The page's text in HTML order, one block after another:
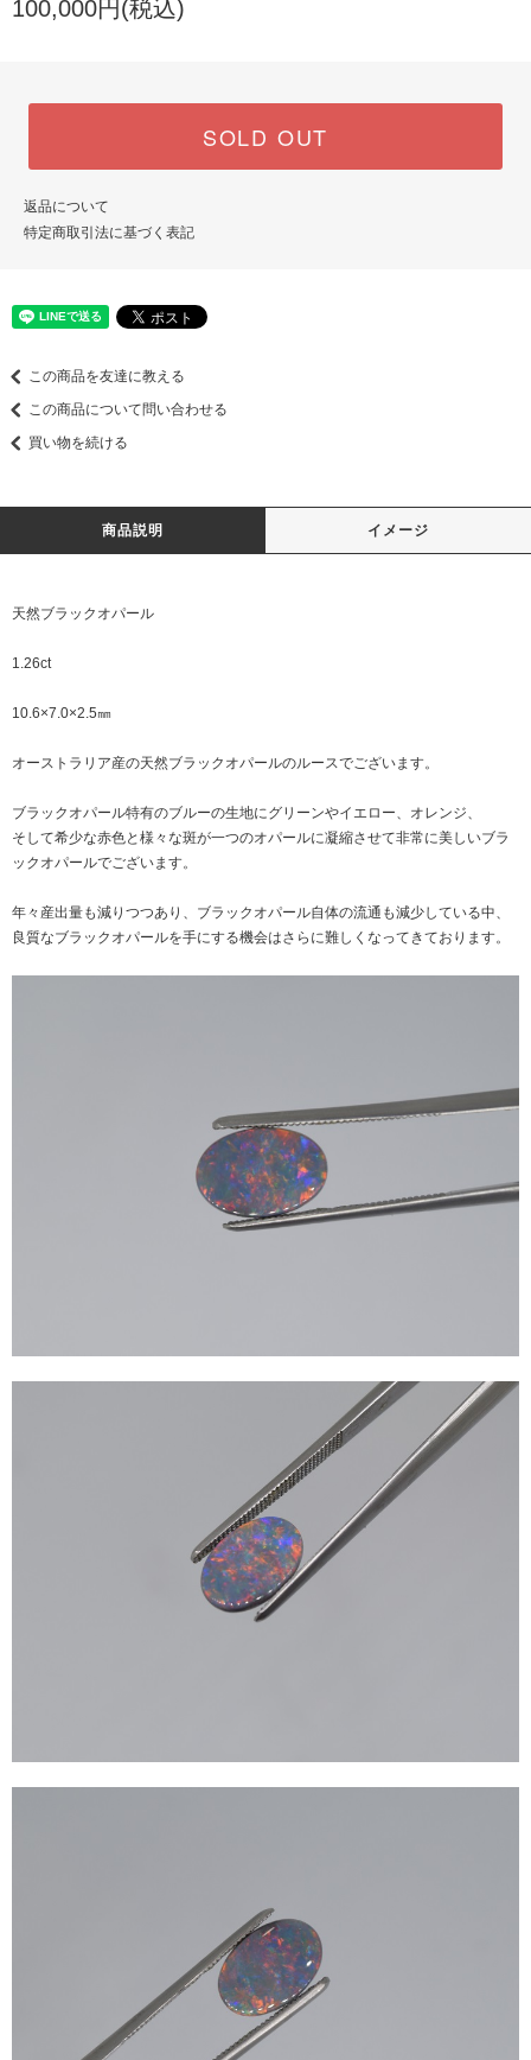
100,000円(税込)
SOLD OUT
返品について
特定商取引法に基づく表記
この商品を友達に教える
この商品について問い合わせる
買い物を続ける
商品説明 イメージ
天然ブラックオパール
1.26ct
10.6×7.0×2.5㎜
オーストラリア産の天然ブラックオパールのルースでございます。
ブラックオパール特有のブルーの生地にグリーンやイエロー、オレンジ、
そして希少な赤色と様々な斑が一つのオパールに凝縮させて非常に美しいブラ
ックオパールでございます。
年々産出量も減りつつあり、ブラックオパール自体の流通も減少している中、
良質なブラックオパールを手にする機会はさらに難しくなってきております。